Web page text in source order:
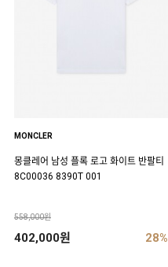
MONCLER
몽클레어 남성 플록 로고 화이트 반팔티
8C00036 8390T 001
558,000원
402,000원 28%